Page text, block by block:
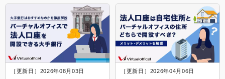
［更新日］2026年08月03日 ［更新日］2026年04月06日